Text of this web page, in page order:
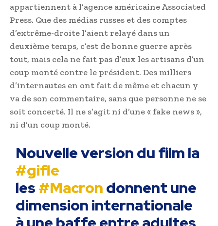
appartiennent à l’agence américaine Associated
Press. Que des médias russes et des comptes
d’extrême-droite l’aient relayé dans un
deuxième temps, c’est de bonne guerre après
tout, mais cela ne fait pas d’eux les artisans d’un
coup monté contre le président. Des milliers
d’internautes en ont fait de même et chacun y
va de son commentaire, sans que personne ne se
soit concerté. Il ne s’agit ni d’une « fake news »,
ni d’un coup monté.
Nouvelle version du film la
#gifle
les #Macron donnent une
dimension internationale